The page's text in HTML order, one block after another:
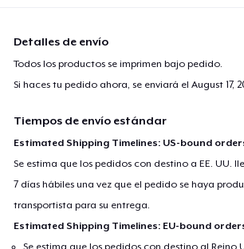
Detalles de envío
Todos los productos se imprimen bajo pedido.
Si haces tu pedido ahora, se enviará elAugust 17,
Tiempos de envío estándar
Estimated Shipping Timelines: US-bound
Se estima que los pedidos con destino a EE. UU.
7 días hábiles una vez que el pedido se haya
transportista para su entrega.
Estimated Shipping Timelines: EU-bound
Se estima que los pedidos con destino al